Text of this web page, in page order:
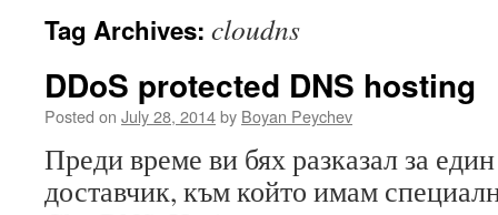
content
Tag Archives: cloudns
DDoS protected DNS hosting
Posted on July 28, 2014by Boyan Peychev
Преди време ви бях разказал за
доставчик, към който имам